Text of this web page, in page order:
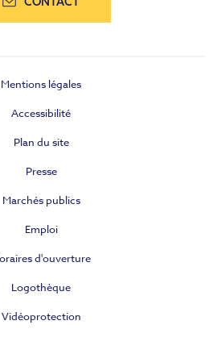
Mentions légales
Accessibilité
Plan du site
Presse
Marchés publics
Emploi
d'ouverture
Logothèque
Vidéoprotection